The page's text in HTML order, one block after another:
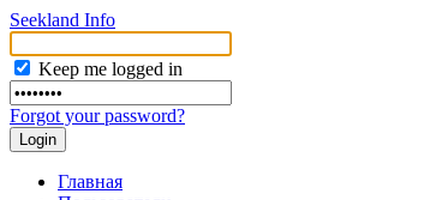
Seekland Info
Keep me logged in
Forgot your password?
Главная